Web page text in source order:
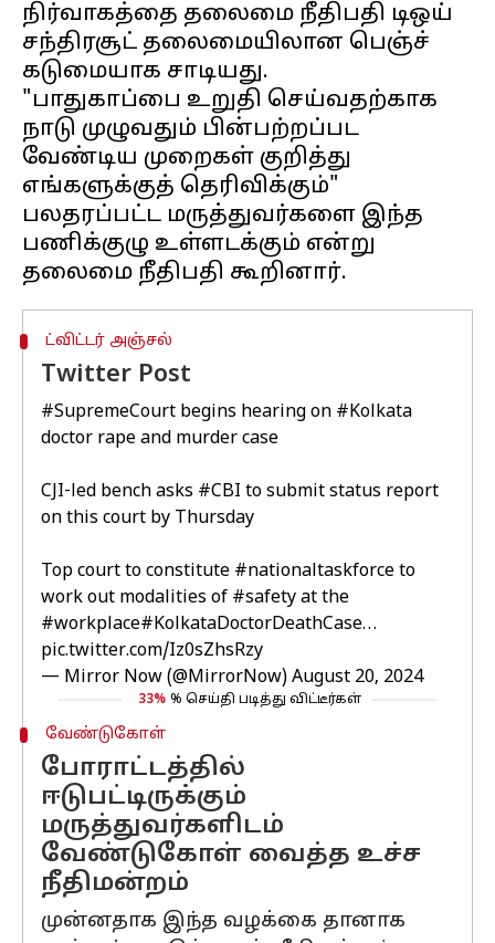
நிர்வாகத்தை தலைமை நீதிபதி டிஒய்
சந்திரசூட் தலைமையிலான பெஞ்ச்
கடுமையாக சாடியது.
"பாதுகாப்பை உறுதி செய்வதற்காக
நாடு முழுவதும் பின்பற்றப்பட
வேண்டிய முறைகள் குறித்து
எங்களுக்குத் தெரிவிக்கும்"
பலதரப்பட்ட மருத்துவர்களை இந்த
பணிக்குழு உள்ளடக்கும் என்று
ட்விட்டர் அஞ்சல்
Twitter Post
#SupremeCourt begins hearing on #Kolkata
doctor rape and murder case
CJI-led bench asks #CBI to submit status report
on this court by Thursday
Top court to constitute #nationaltaskforce to
work out modalities of #safety at the
#workplace#KolkataDoctorDeathCase…
pic.twitter.com/Iz0sZhsRzy
— Mirror Now (@MirrorNow) August 20, 2024
33% % செய்தி படித்து விட்டீர்கள்
வேண்டுகோள்
போராட்டத்தில்
ஈடுபட்டிருக்கும்
மருத்துவர்களிடம்
வேண்டுகோள் வைத்த உச்ச
நீதிமன்றம்
முன்னதாக இந்த வழக்கை தானாக